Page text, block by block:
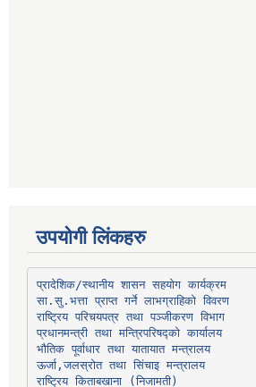
उपयोगी लिंकहरु
प्रादेशिक/स्थानीय शासन सहयोग कार्यक्रम
सा.सु.भत्ता प्राप्त गर्ने लाभग्राहिको विवरण
राष्ट्रिय परिचयपत्र तथा पञ्‍जीकरण विभाग
प्रधानमन्त्री तथा मन्त्रिपरिषद्को कार्यालय
भौतिक पूर्वाधार तथा यातायात मन्त्रालय
ऊर्जा,जलस्रोत तथा सिंचाइ मन्त्रालय